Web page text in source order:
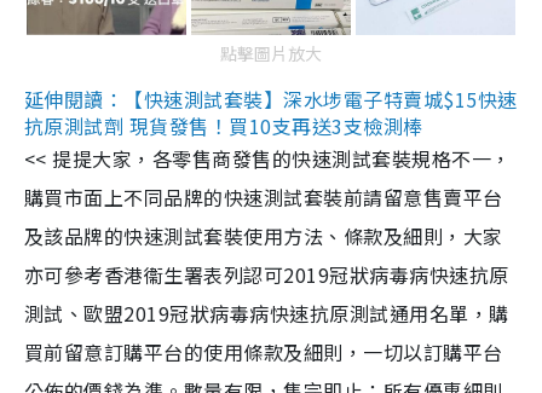
點擊圖片放大
延伸閱讀：【快速測試套裝】深水埗電子特賣城$15快速
抗原測試劑 現貨發售！買10支再送3支檢測棒
<< 提提大家，各零售商發售的快速測試套裝規格不一，
購買市面上不同品牌的快速測試套裝前請留意售賣平台
及該品牌的快速測試套裝使用方法、條款及細則，大家
亦可參考香港衞生署表列認可2019冠狀病毒病快速抗原
測試、歐盟2019冠狀病毒病快速抗原測試通用名單，購
買前留意訂購平台的使用條款及細則，一切以訂購平台